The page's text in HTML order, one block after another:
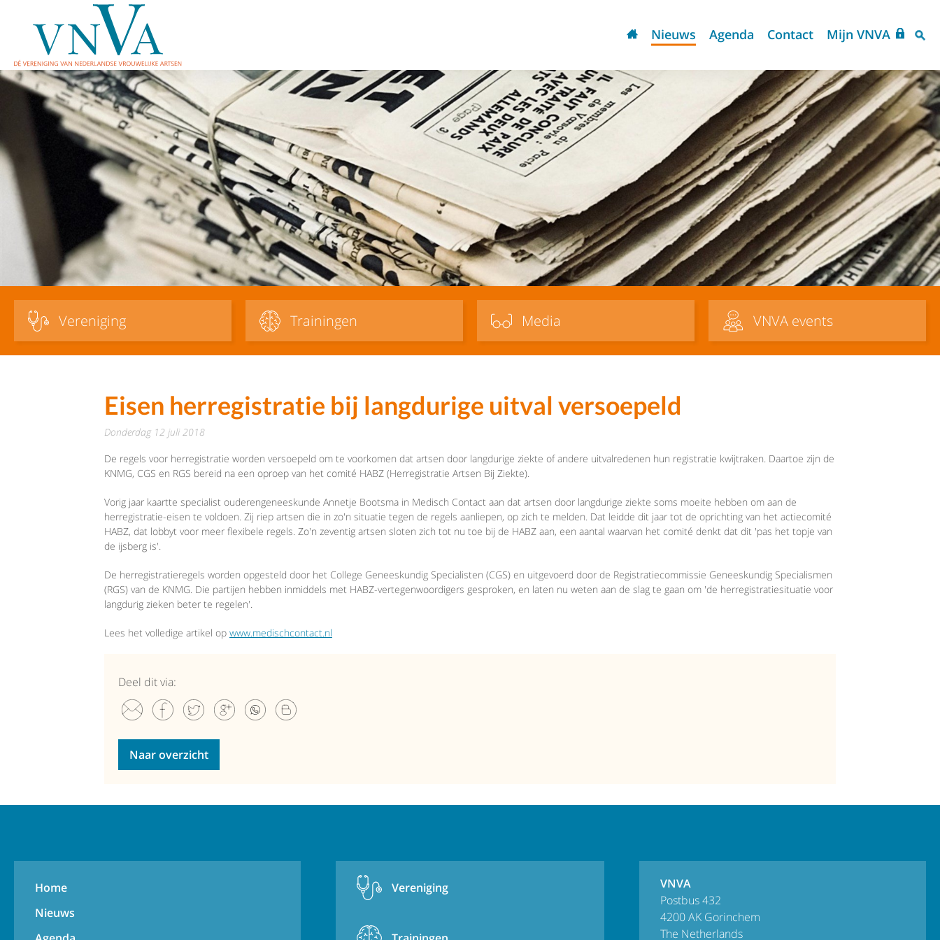
Nieuws Agenda Contact Mijn VNVA
Vereniging Trainingen Media VNVA events
Eisen herregistratie bij langdurige uitval versoepeld
donderdag 12 juli 2018
De regels voor herregistratie worden versoepeld om te voorkomen dat artsen door langdurige ziekte of andere uitvalredenen hun registratie kwijtraken. Daartoe zijn de
KNMG, CGS en RGS bereid na een oproep van het comité HABZ (Herregistratie Artsen Bij Ziekte).
Vorig jaar kaartte specialist ouderengeneeskunde Annetje Bootsma in Medisch Contact aan dat artsen door langdurige ziekte soms moeite hebben om aan de
herregistratie-eisen te voldoen. Zij riep artsen die in zo'n situatie tegen de regels aanliepen, op zich te melden. Dat leidde dit jaar tot de oprichting van het actiecomité
HABZ, dat lobbyt voor meer flexibele regels. Zo'n zeventig artsen sloten zich tot nu toe bij de HABZ aan, een aantal waarvan het comité denkt dat dit 'pas het topje van
de ijsberg is'.
De herregistratieregels worden opgesteld door het College Geneeskundig Specialisten (CGS) en uitgevoerd door de Registratiecommissie Geneeskundig Specialismen
(RGS) van de KNMG. Die partijen hebben inmiddels met HABZ-vertegenwoordigers gesproken, en laten nu weten aan de slag te gaan om 'de herregistratiesituatie voor
langdurig zieken beter te regelen'.
Lees het volledige artikel op www.medischcontact.nl
Deel dit via:
Naar overzicht
Home
Nieuws
Vereniging
VNVA
Postbus 432
4200 AK Gorinchem
The Netherlands